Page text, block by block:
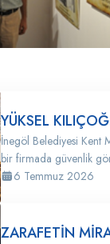
YÜKSEL
İnegöl Belediyesi Kent
bir firmada güvenlik
6 Temmuz 2026
ZARAFETİN